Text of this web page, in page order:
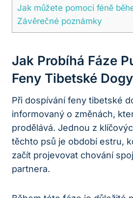
Jak můžete pomoci féně
Závěrečné poznámky
Jak Probíhá Fáze
Feny Tibetské Dogy
Při dospívání feny tibetské
informovaný o změnách,
prodělává. Jednou z
těchto psů je období estru,
začít projevovat chování
partnera.